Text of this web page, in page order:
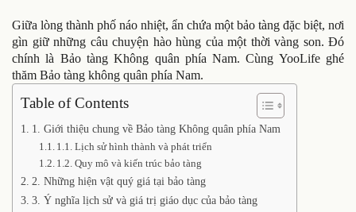
Giữa lòng thành phố náo nhiệt, ẩn chứa một bảo tàng đặc biệt, nơi
gìn giữ những câu chuyện hào hùng của một thời vàng son. Đó
chính là Bảo tàng Không quân phía Nam. Cùng YooLife ghé
thăm Bảo tàng không quân phía Nam.
Table of Contents
1. Giới thiệu chung về Bảo tàng Không quân phía Nam
1.1. Lịch sử hình thành và phát triển
1.2. Quy mô và kiến trúc bảo tàng
2. Những hiện vật quý giá tại bảo tàng
3. Ý nghĩa lịch sử và giá trị giáo dục của bảo tàng